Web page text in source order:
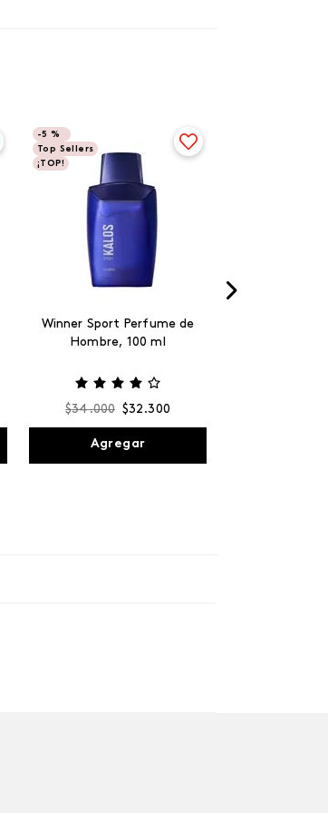
-5 %
Top Sellers
¡TOP!
Winner Sport Perfume de
Hombre, 100 ml
$34.000 $32 .300
Agregar